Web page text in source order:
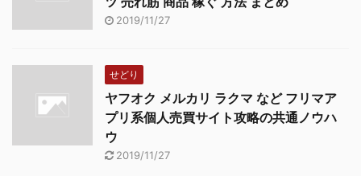
2019/11/27
せどり
ヤフオク メルカリ ラクマ など フリマア
プリ系個人売買サイト攻略の共通ノウハ
ウ
2019/11/27